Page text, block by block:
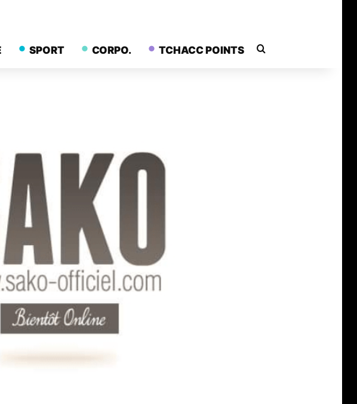
SPORT CORPO. TCHACC POINTS